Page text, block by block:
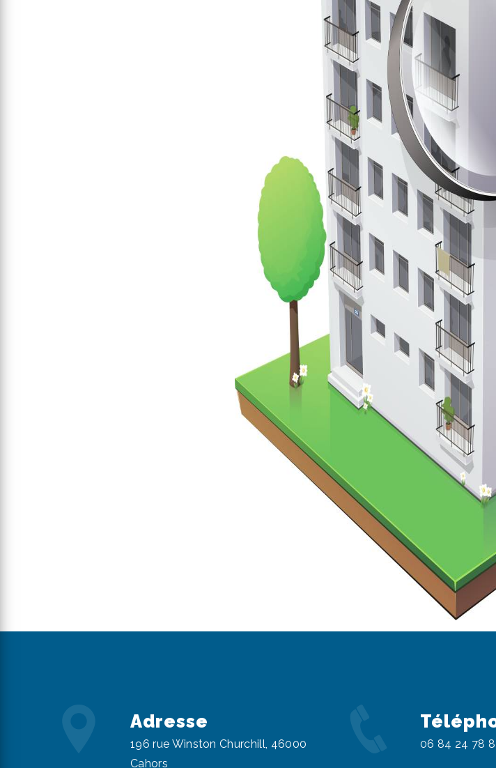
Adresse
196 rue Winston Churchill, 46000
Cahors
06 84 24 78